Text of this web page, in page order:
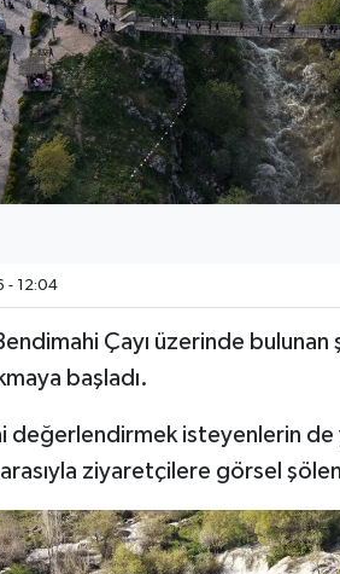
- 12:04
Çayı üzerinde bulunan
başladı.
değerlendirmek isteyenlerin
ziyaretçilere görsel